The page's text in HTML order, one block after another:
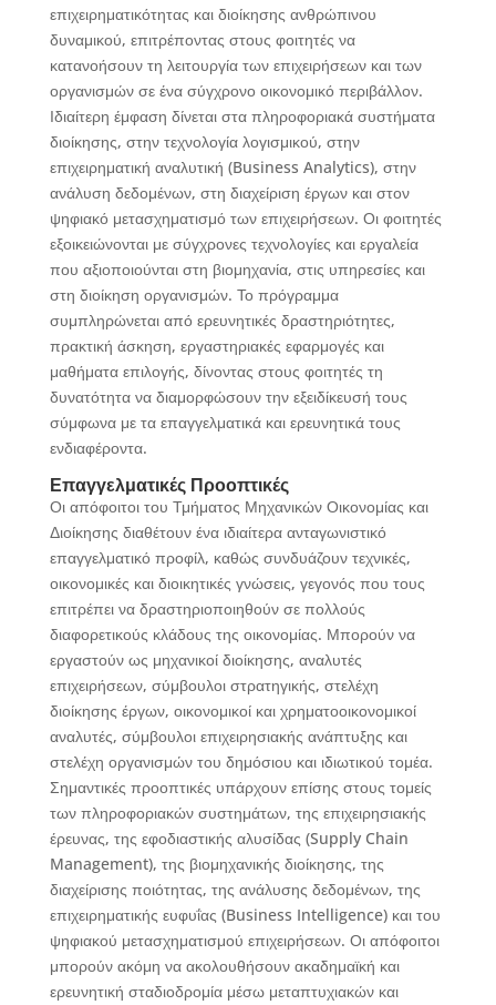
επιχειρηματικότητας και διοίκησης ανθρώπινου
δυναμικού, επιτρέποντας στους φοιτητές να
κατανοήσουν τη λειτουργία των επιχειρήσεων και των
οργανισμών σε ένα σύγχρονο οικονομικό περιβάλλον.
Ιδιαίτερη έμφαση δίνεται στα πληροφοριακά συστήματα
διοίκησης, στην τεχνολογία λογισμικού, στην
επιχειρηματική αναλυτική (Business Analytics), στην
ανάλυση δεδομένων, στη διαχείριση έργων και στον
ψηφιακό μετασχηματισμό των επιχειρήσεων. Οι φοιτητές
εξοικειώνονται με σύγχρονες τεχνολογίες και εργαλεία
που αξιοποιούνται στη βιομηχανία, στις υπηρεσίες και
στη διοίκηση οργανισμών. Το πρόγραμμα
συμπληρώνεται από ερευνητικές δραστηριότητες,
πρακτική άσκηση, εργαστηριακές εφαρμογές και
μαθήματα επιλογής, δίνοντας στους φοιτητές τη
δυνατότητα να διαμορφώσουν την εξειδίκευσή τους
σύμφωνα με τα επαγγελματικά και ερευνητικά τους
ενδιαφέροντα.
Επαγγελματικές Προοπτικές
Οι απόφοιτοι του Τμήματος Μηχανικών Οικονομίας και
Διοίκησης διαθέτουν ένα ιδιαίτερα ανταγωνιστικό
επαγγελματικό προφίλ, καθώς συνδυάζουν τεχνικές,
οικονομικές και διοικητικές γνώσεις, γεγονός που τους
επιτρέπει να δραστηριοποιηθούν σε πολλούς
διαφορετικούς κλάδους της οικονομίας. Μπορούν να
εργαστούν ως μηχανικοί διοίκησης, αναλυτές
επιχειρήσεων, σύμβουλοι στρατηγικής, στελέχη
διοίκησης έργων, οικονομικοί και χρηματοοικονομικοί
αναλυτές, σύμβουλοι επιχειρησιακής ανάπτυξης και
στελέχη οργανισμών του δημόσιου και ιδιωτικού τομέα.
Σημαντικές προοπτικές υπάρχουν επίσης στους τομείς
των πληροφοριακών συστημάτων, της επιχειρησιακής
έρευνας, της εφοδιαστικής αλυσίδας (Supply Chain
Management), της βιομηχανικής διοίκησης, της
διαχείρισης ποιότητας, της ανάλυσης δεδομένων, της
επιχειρηματικής ευφυΐας (Business Intelligence) και του
ψηφιακού μετασχηματισμού επιχειρήσεων. Οι απόφοιτοι
μπορούν ακόμη να ακολουθήσουν ακαδημαϊκή και
ερευνητική σταδιοδρομία μέσω μεταπτυχιακών και